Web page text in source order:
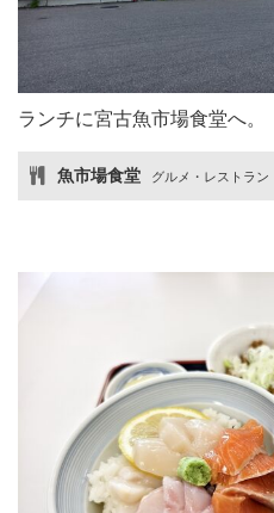
ランチに宮古魚市場食堂へ。
魚市場食堂 グルメ・レストラン